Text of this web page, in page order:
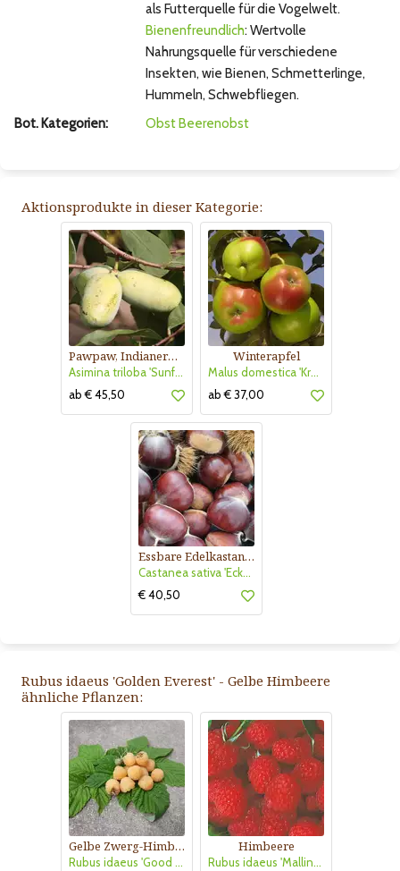
als Futterquelle für die Vogelwelt.
Bienenfreundlich: Wertvolle
Nahrungsquelle für verschiedene
Insekten, wie Bienen, Schmetterlinge,
Hummeln, Schwebfliegen.
Bot. Kategorien:
Obst Beerenobst
Aktionsprodukte in dieser Kategorie:
Pawpaw, Indianerbanane
Asimina triloba 'Sunflower'
ab € 45,50
Winterapfel
Malus domestica 'Kronprinz Rudolf'
ab € 37,00
Essbare Edelkastanie, Maroni
Castanea sativa 'Ecker 1'
€ 40,50
Rubus idaeus 'Golden Everest' - Gelbe Himbeere
ähnliche Pflanzen:
Gelbe Zwerg-Himbeere
Rubus idaeus 'Good as Gold'
Himbeere
Rubus idaeus 'Malling Promise'